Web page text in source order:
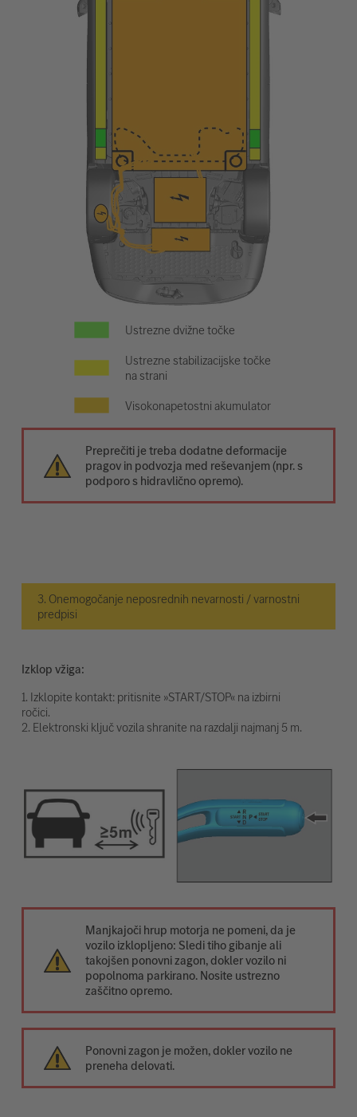
Ustrezne dvižne točke
Ustrezne stabilizacijske točke
na strani
Visokonapetostni akumulator
Preprečiti je treba dodatne deformacije
pragov in podvozja med reševanjem (npr. s
podporo s hidravlično opremo).
3. Onemogočanje neposrednih nevarnosti / varnostni
predpisi
Izklop vžiga:
1. Izklopite kontakt: pritisnite »START/STOP« na izbirni
ročici.
2. Elektronski ključ vozila shranite na razdalji najmanj 5 m.
Manjkajoči hrup motorja ne pomeni, da je
vozilo izklopljeno: Sledi tiho gibanje ali
takojšen ponovni zagon, dokler vozilo ni
popolnoma parkirano. Nosite ustrezno
zaščitno opremo.
Ponovni zagon je možen, dokler vozilo ne
preneha delovati.